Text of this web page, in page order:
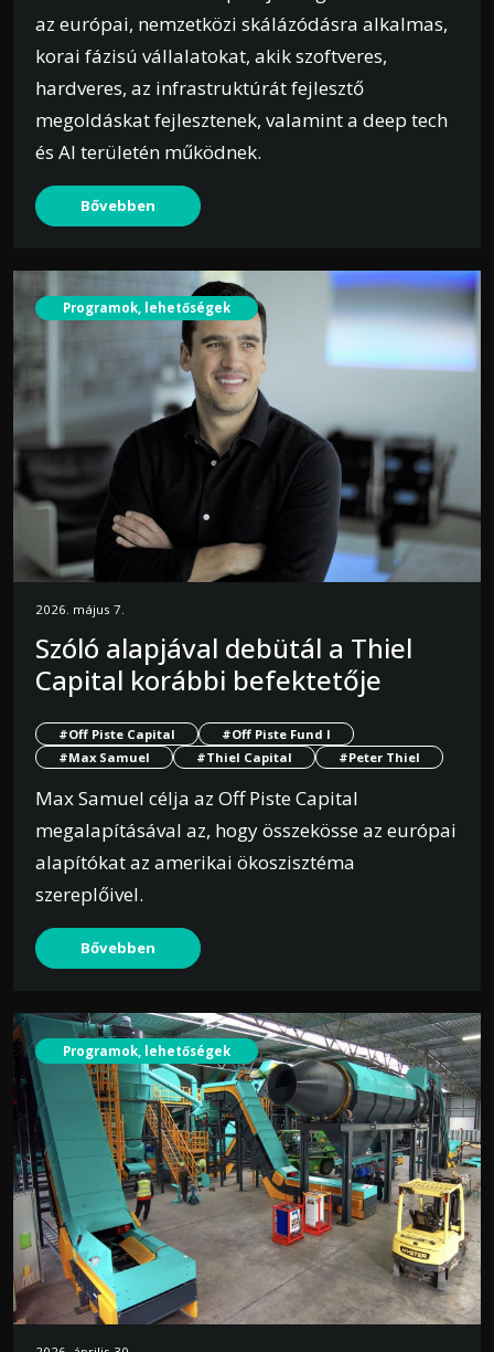
az európai, nemzetközi skálázódásra alkalmas,
korai fázisú vállalatokat, akik szoftveres,
hardveres, az infrastruktúrát fejlesztő
megoldáskat fejlesztenek, valamint a deep tech
és AI területén működnek.
Bővebben
Programok, lehetőségek
2026. május 7.
Szóló alapjával debütál a Thiel
Capital korábbi befektetője
#Off Piste Capital
#Off Piste Fund I
#Max Samuel
#Thiel Capital #Peter Thiel
Max Samuel célja az Off Piste Capital
megalapításával az, hogy összekösse az európai
alapítókat az amerikai ökoszisztéma
szereplőivel.
Bővebben
Programok, lehetőségek